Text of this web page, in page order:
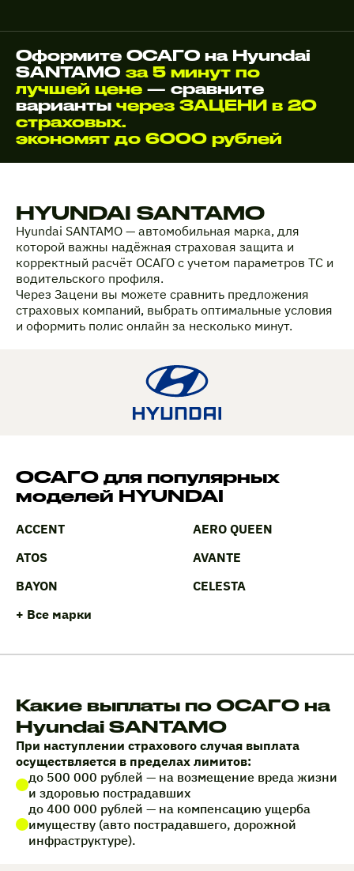
Оформите ОСАГО на Hyundai
SANTAMO за 5 минут по
лучшей цене — сравните
варианты через ЗАЦЕНИ в 20
страховых.
экономят до 6000 рублей
HYUNDAI SANTAMO
Hyundai SANTAMO — автомобильная марка, для
которой важны надёжная страховая защита и
корректный расчёт ОСАГО с учетом параметров ТС и
водительского профиля.
Через Зацени вы можете сравнить предложения
страховых компаний, выбрать оптимальные условия
и оформить полис онлайн за несколько минут.
ОСАГО для популярных
моделей HYUNDAI
ACCENT
AERO QUEEN
ATOS
AVANTE
BAYON
CELESTA
+ Все марки
Какие выплаты по ОСАГО на
Hyundai SANTAMO
При наступлении страхового случая выплата
осуществляется в пределах лимитов:
до 500 000 рублей — на возмещение вреда жизни
и здоровью пострадавших
до 400 000 рублей — на компенсацию ущерба
имуществу (авто пострадавшего, дорожной
инфраструктуре).